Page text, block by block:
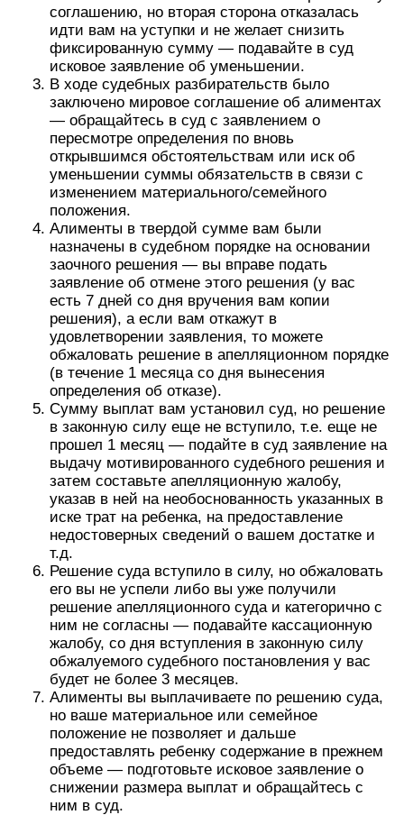
соглашению, но вторая сторона отказалась
идти вам на уступки и не желает снизить
фиксированную сумму — подавайте в суд
исковое заявление об уменьшении.
В ходе судебных разбирательств было
заключено мировое соглашение об алиментах
— обращайтесь в суд с заявлением о
пересмотре определения по вновь
открывшимся обстоятельствам или иск об
уменьшении суммы обязательств в связи с
изменением материального/семейного
положения.
Алименты в твердой сумме вам были
назначены в судебном порядке на основании
заочного решения — вы вправе подать
заявление об отмене этого решения (у вас
есть 7 дней со дня вручения вам копии
решения), а если вам откажут в
удовлетворении заявления, то можете
обжаловать решение в апелляционном порядке
(в течение 1 месяца со дня вынесения
определения об отказе).
Сумму выплат вам установил суд, но решение
в законную силу еще не вступило, т.е. еще не
прошел 1 месяц — подайте в суд заявление на
выдачу мотивированного судебного решения и
затем составьте апелляционную жалобу,
указав в ней на необоснованность указанных в
иске трат на ребенка, на предоставление
недостоверных сведений о вашем достатке и
т.д.
Решение суда вступило в силу, но обжаловать
его вы не успели либо вы уже получили
решение апелляционного суда и категорично с
ним не согласны — подавайте кассационную
жалобу, со дня вступления в законную силу
обжалуемого судебного постановления у вас
будет не более 3 месяцев.
Алименты вы выплачиваете по решению суда,
но ваше материальное или семейное
положение не позволяет и дальше
предоставлять ребенку содержание в прежнем
объеме — подготовьте исковое заявление о
снижении размера выплат и обращайтесь с
ним в суд.